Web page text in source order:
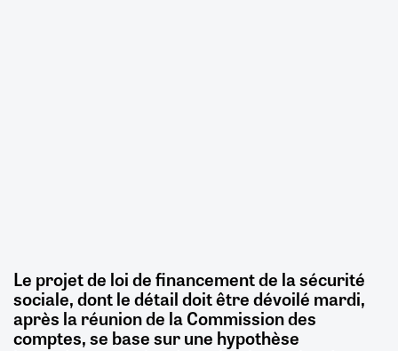
Le projet de loi de financement de la sécurité
sociale, dont le détail doit être dévoilé mardi,
après la réunion de la Commission des
comptes, se base sur une hypothèse